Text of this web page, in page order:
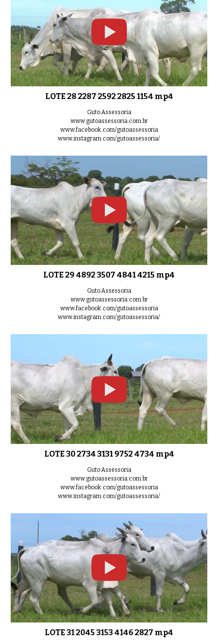
LOTE 28 2287 2592 2825 1154 mp4
Guto Assessoria
www.gutoassessoria.com.br
www.facebook.com/gutoassessoria
www.instagram.com/gutoassessoria/
LOTE 29 4892 3507 4841 4215 mp4
Guto Assessoria
www.gutoassessoria.com.br
www.facebook.com/gutoassessoria
www.instagram.com/gutoassessoria/
LOTE 30 2734 3131 9752 4734 mp4
Guto Assessoria
www.gutoassessoria.com.br
www.facebook.com/gutoassessoria
www.instagram.com/gutoassessoria/
LOTE 31 2045 3153 4146 2827 mp4